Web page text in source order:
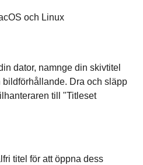
och Linux
dator, namnge din skivtitel
Dra och släpp
till "Titleset
titel för att öppna dess